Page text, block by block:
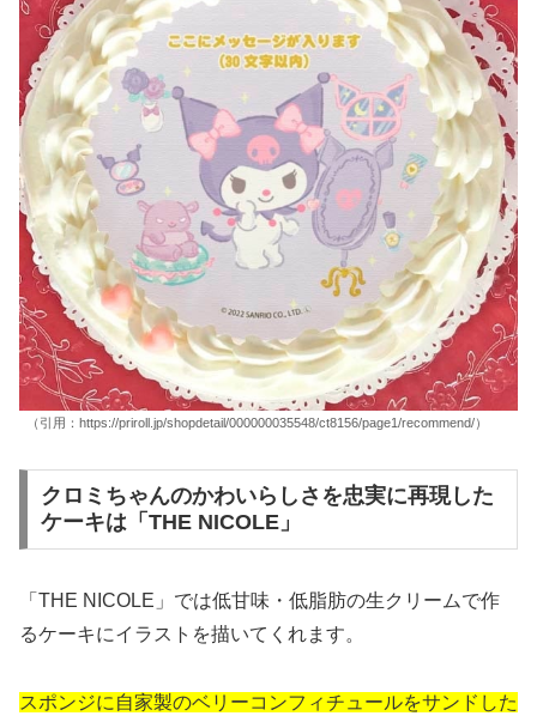
（引用：https://priroll.jp/shopdetail/000000035548/ct8156/page1/recommend/）
クロミちゃんのかわいらしさを忠実に再現した
ケーキは「THE NICOLE」
「THE NICOLE」では低甘味・低脂肪の生クリームで作
るケーキにイラストを描いてくれます。
スポンジに自家製のベリーコンフィチュールをサンドした